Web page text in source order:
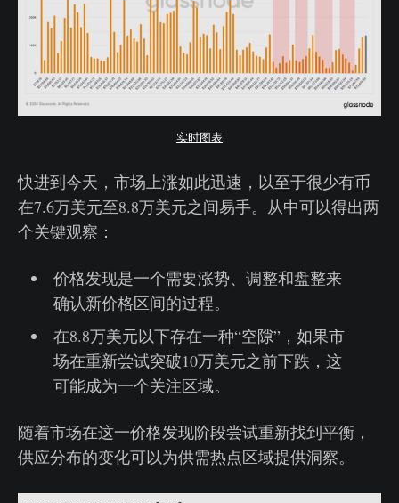
实时图表
快进到今天，市场上涨如此迅速，以至于很少有币
在7.6万美元至8.8万美元之间易手。从中可以得出两
个关键观察：
价格发现是一个需要涨势、调整和盘整来
确认新价格区间的过程。
在8.8万美元以下存在一种“空隙”，如果市
场在重新尝试突破10万美元之前下跌，这
可能成为一个关注区域。
随着市场在这一价格发现阶段尝试重新找到平衡，
供应分布的变化可以为供需热点区域提供洞察。